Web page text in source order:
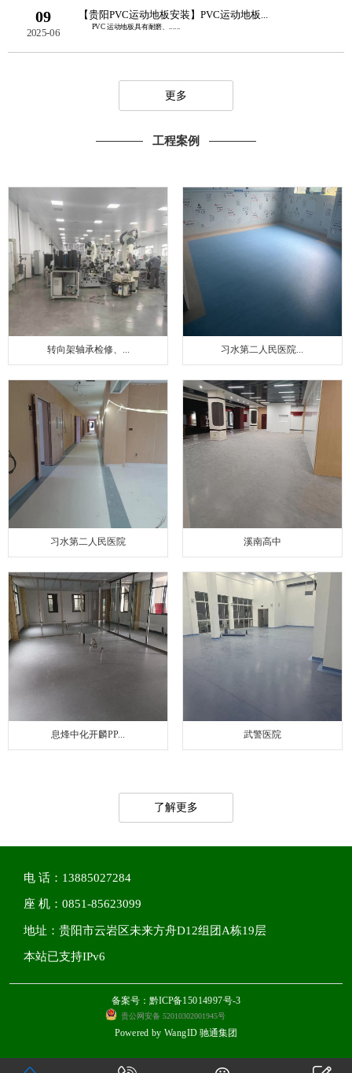
09
2025-06
【贵阳PVC运动地板安装】PVC运动地板...
PVC 运动地板具有耐磨、......
更多
工程案例
转向架轴承检修、... 习水第二人民医院...
习水第二人民医院 溪南高中
息烽中化开麟PP... 武警医院
了解更多
电 话：13885027284
座 机：0851-85623099
地址：贵阳市云岩区未来方舟D12组团A栋19层
本站已支持IPv6
备案号：黔ICP备15014997号-3
贵公网安备 52010302001945号
Powered by WangID 驰通集团